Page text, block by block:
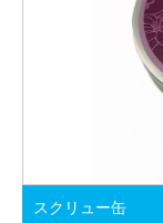
スクリュー缶